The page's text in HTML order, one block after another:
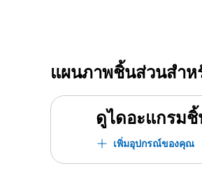
แผนภาพชิ้นส่วนสำห
ดูไดอะแกรม
เพิ่มอุปกรณ์ของคุณ